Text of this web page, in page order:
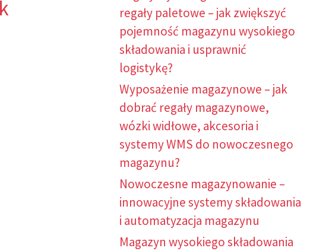
regały paletowe – jak zwiększyć
pojemność magazynu wysokiego
składowania i usprawnić
logistykę?
Wyposażenie magazynowe – jak
dobrać regały magazynowe,
wózki widłowe, akcesoria i
systemy WMS do nowoczesnego
magazynu?
Nowoczesne magazynowanie –
innowacyjne systemy składowania
i automatyzacja magazynu
Magazyn wysokiego składowania